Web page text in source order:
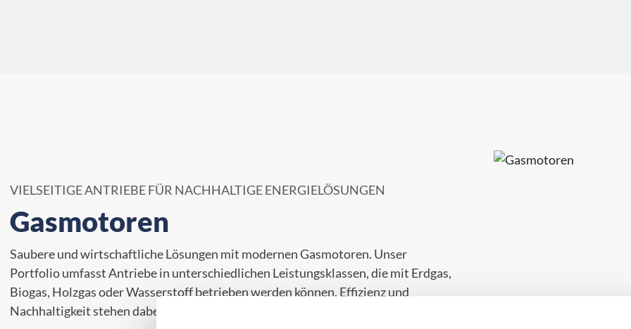
VIELSEITIGE ANTRIEBE FÜR NACHHALTIGE ENERGIELÖSUNGEN
Gasmotoren
Saubere und wirtschaftliche Lösungen mit modernen Gasmotoren. Unser
Portfolio umfasst Antriebe in unterschiedlichen Leistungsklassen, die mit Erdgas,
Biogas, Holzgas oder Wasserstoff betrieben werden können. Effizienz und
Nachhaltigkeit stehen dabei im Fokus – auch für individuelle Sonderlösungen.